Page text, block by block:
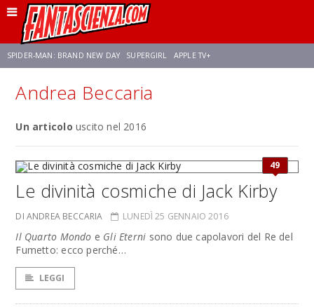
SPIDER-MAN: BRAND NEW DAY SUPERGIRL APPLE TV+
FRANCO RICCIARDIELLO ZENDAYA STAR TREK
Andrea Beccaria
Un articolo uscito nel 2016
49
Le divinità cosmiche di Jack Kirby
DI ANDREA BECCARIA LUNEDÌ 25 GENNAIO 2016
Il Quarto Mondo e Gli Eterni sono due capolavori del Re del
Fumetto: ecco perché…
LEGGI